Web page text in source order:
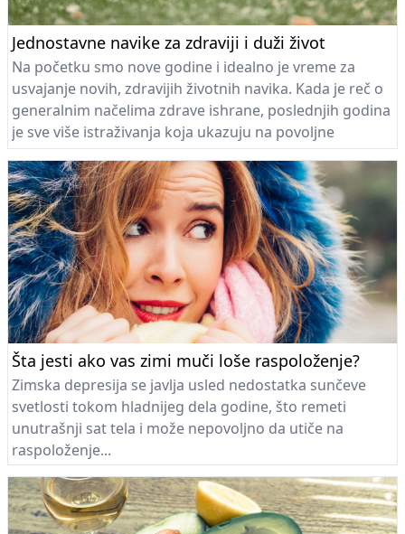
Jednostavne navike za zdraviji i duži život
Na početku smo nove godine i idealno je vreme za
usvajanje novih, zdravijih životnih navika. Kada je reč o
generalnim načelima zdrave ishrane, poslednjih godina
je sve više istraživanja koja ukazuju na povoljne
zdravstvene efekte mediteranske ishrane...
Šta jesti ako vas zimi muči loše raspoloženje?
Zimska depresija se javlja usled nedostatka sunčeve
svetlosti tokom hladnijeg dela godine, što remeti
unutrašnji sat tela i može nepovoljno da utiče na
raspoloženje...